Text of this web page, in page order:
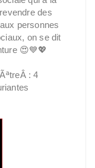
des
personnes
on se dit
😍💙💖